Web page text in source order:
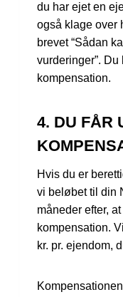
du har ejet en
også klage over
brevet “Sådan
vurderinger”.
kompensation.
4. DU FÅR
Hvis du er
vi beløbet til din
måneder efter,
kompensation.
kr. pr. ejendom,